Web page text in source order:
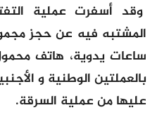
وقد أسفرت عملية
المشتبه فيه عن حجز
ساعات يدوية، هاتف
بالعملتين الوطنية و
عليها من عملية السرقة.